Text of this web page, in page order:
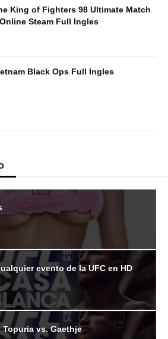
King of Fighters 98 Ultimate Match
Steam Full Ingles
Black Ops Full Ingles
evento de la UFC en HD
Topuria vs. Gaethje